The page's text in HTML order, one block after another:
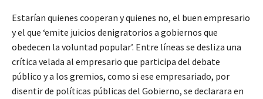
Estarían quienes cooperan y quienes no, el buen empresario
y el que ‘emite juicios denigratorios a gobiernos que
obedecen la voluntad popular’. Entre líneas se desliza una
crítica velada al empresario que participa del debate
público y a los gremios, como si ese empresariado, por
disentir de políticas públicas del Gobierno, se declarara en